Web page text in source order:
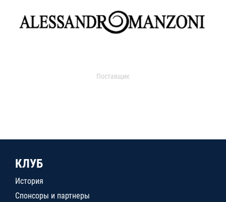
Поставщик
КЛУБ
История
Спонсоры и партнеры